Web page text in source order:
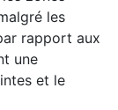
les
rapport aux
une
et le